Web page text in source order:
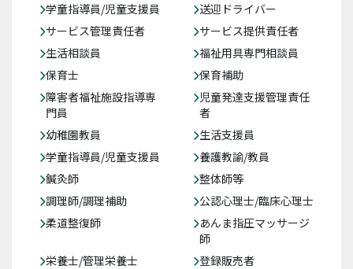
学童指導員/児童支援員
送迎ドライバー
サービス管理責任者
サービス提供責任者
生活相談員
福祉用具専門相談員
保育士
保育補助
障害者福祉施設指導専
門員
児童発達支援管理責任
者
幼稚園教員
生活支援員
学童指導員/児童支援員
養護教諭/教員
鍼灸師
整体師等
調理師/調理補助
公認心理士/臨床心理士
柔道整復師
あんま指圧マッサージ
師
栄養士/管理栄養士
登録販売者